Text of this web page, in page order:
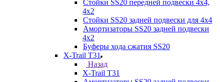
Стойки SS20 передней подвески 4х4,
4x2
Стойки SS20 задней подвески для 4х4
Амортизаторы SS20 задней подвески
4х2
Буферы хода сжатия SS20
X-Trail T31
Назад
X-Trail T31